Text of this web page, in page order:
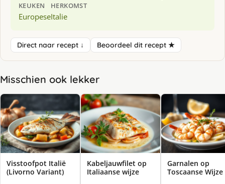
KEUKEN
Europese
HERKOMST
Italie
Direct naar recept ↓ Beoordeel dit recept ★
Misschien ook lekker
Visstoofpot Italië
(Livorno Variant)
Kabeljauwfilet op
Italiaanse wijze
Garnalen op
Toscaanse Wijze